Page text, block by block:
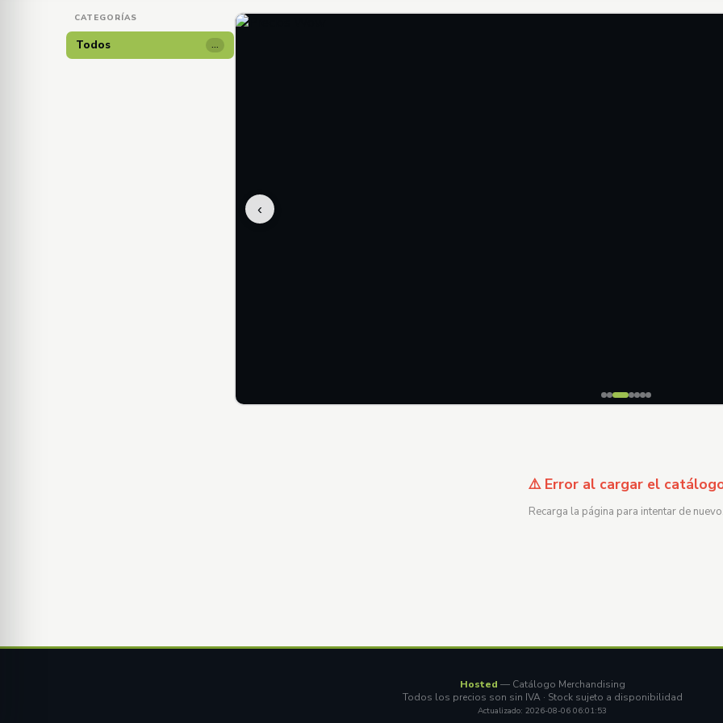
CATEGORÍAS
Todos …
‹
⚠️ Error al cargar el
Recarga la página para intentar de
Hosted — Catálogo Merchandising
Todos los precios son sin IVA · Stock sujeto a disponibilidad
Actualizado: 2026-08-06 06:01:53